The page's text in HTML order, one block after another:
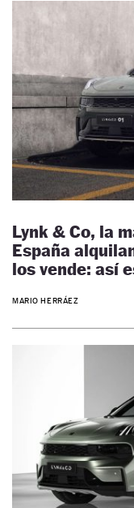
Lynk & Co, la
España
los vende: así
MARIO HERRÁEZ